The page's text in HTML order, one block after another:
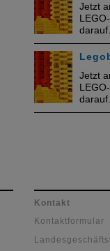
Jetzt
Jetzt
Kontakt
Kontaktformular